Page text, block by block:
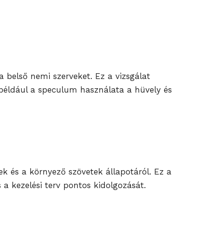
nemi szerveket. Ez a vizsgálat
a speculum használata a hüvely és
és a környező szövetek állapotáról. Ez a
kezelési terv pontos kidolgozását.